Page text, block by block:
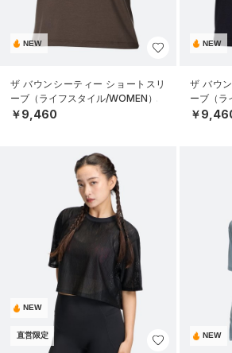
NEW
ザ バウンシーティー ショートスリ
ーブ（ライフスタイル/WOMEN）
￥9,460
NEW
ザ バウ
ーブ（ラ
￥
NEW
直営限定 NEW